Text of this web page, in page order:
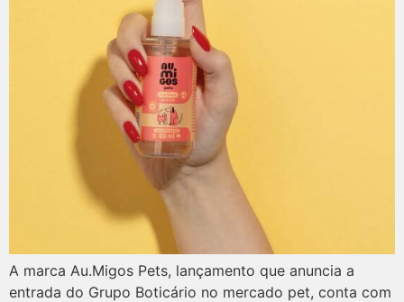
A marca Au.Migos Pets, lançamento que anuncia a
entrada do Grupo Boticário no mercado pet, conta com